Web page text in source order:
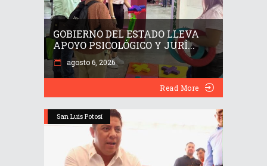
GOBIERNO DEL ESTADO LLEVA
APOYO PSICOLÓGICO Y JURÍ...
agosto 6, 2026
Read More
San Luis Potosí